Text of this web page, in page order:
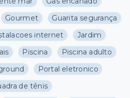
Gourmet
Guarita segurança
internet
Jardim
Piscina
Piscina adulto
Portal eletronico
de tênis